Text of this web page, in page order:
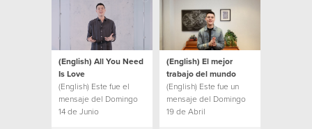
(English) All You Need
Is Love
(English) Este fue el
mensaje del Domingo
14 de Junio
(English) El mejor
trabajo del mundo
(English) Este fue un
mensaje del Domingo
19 de Abril